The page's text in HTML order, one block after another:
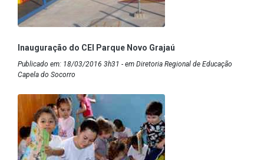
Inauguração do CEI Parque Novo Grajaú
Publicado em: 18/03/2016 3h31 - em Diretoria Regional de Educação
Capela do Socorro